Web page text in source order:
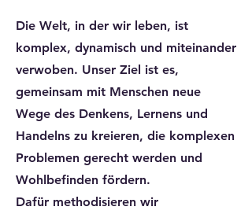
Die Welt, in der wir leben, ist
komplex, dynamisch und miteinander
verwoben. Unser Ziel ist es,
gemeinsam mit Menschen neue
Wege des Denkens, Lernens und
Handelns zu kreieren, die komplexen
Problemen gerecht werden und
Wohlbefinden fördern.
Dafür methodisieren wir